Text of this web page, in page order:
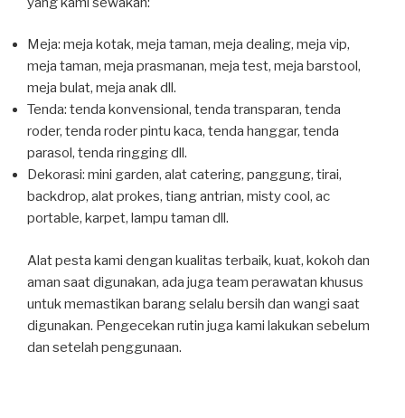
Meja: meja kotak, meja taman, meja dealing, meja vip,
meja taman, meja prasmanan, meja test, meja barstool,
meja bulat, meja anak dll.
Tenda: tenda konvensional, tenda transparan, tenda
roder, tenda roder pintu kaca, tenda hanggar, tenda
parasol, tenda ringging dll.
Dekorasi: mini garden, alat catering, panggung, tirai,
backdrop, alat prokes, tiang antrian, misty cool, ac
portable, karpet, lampu taman dll.
Alat pesta kami dengan kualitas terbaik, kuat, kokoh dan
aman saat digunakan, ada juga team perawatan khusus
untuk memastikan barang selalu bersih dan wangi saat
digunakan. Pengecekan rutin juga kami lakukan sebelum
dan setelah penggunaan.